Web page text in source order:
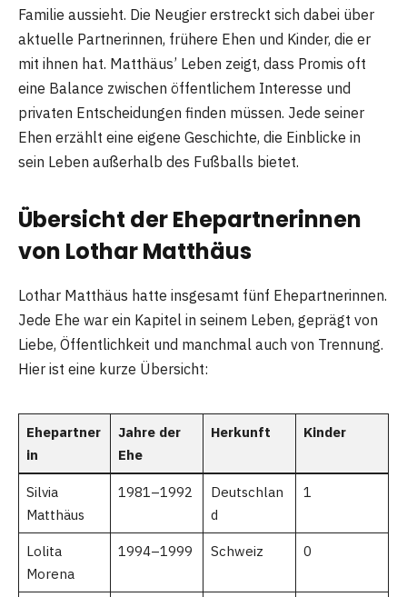
Familie aussieht. Die Neugier erstreckt sich dabei über
aktuelle Partnerinnen, frühere Ehen und Kinder, die er
mit ihnen hat. Matthäus’ Leben zeigt, dass Promis oft
eine Balance zwischen öffentlichem Interesse und
privaten Entscheidungen finden müssen. Jede seiner
Ehen erzählt eine eigene Geschichte, die Einblicke in
sein Leben außerhalb des Fußballs bietet.
Übersicht der Ehepartnerinnen
von Lothar Matthäus
Lothar Matthäus hatte insgesamt fünf Ehepartnerinnen.
Jede Ehe war ein Kapitel in seinem Leben, geprägt von
Liebe, Öffentlichkeit und manchmal auch von Trennung.
Hier ist eine kurze Übersicht:
Ehepartner
in
Jahre der
Ehe
Herkunft Kinder
Silvia
Matthäus
1981–1992
Deutschlan
d
1
Lolita
Morena
1994–1999 Schweiz 0